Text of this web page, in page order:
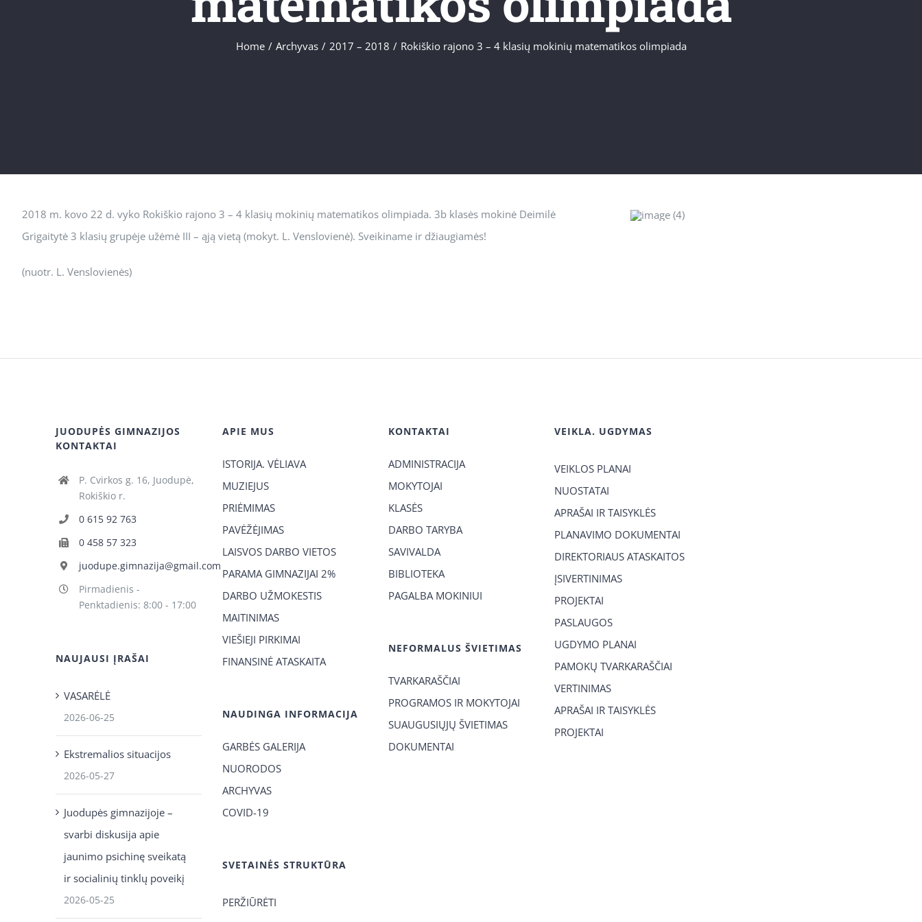
Home / Archyvas / 2017 – 2018 / Rokiškio rajono 3 – 4 klasių mokinių matematikos olimpiada
2018 m. kovo 22 d. vyko Rokiškio rajono 3 – 4 klasių mokinių matematikos olimpiada. 3b klasės mokinė Deimilė
Grigaitytė 3 klasių grupėje užėmė III – ąją vietą (mokyt. L. Venslovienė). Sveikiname ir džiaugiamės!
(nuotr. L. Venslovienės)
JUODUPĖS GIMNAZIJOS
KONTAKTAI
P. Cvirkos g. 16, Juodupė,
Rokiškio r.
0 615 92 763
0 458 57 323
juodupe.gimnazija@gmail.com
Pirmadienis -
Penktadienis: 8:00 - 17:00
NAUJAUSI ĮRAŠAI
VASARĖLĖ
2026-06-25
Ekstremalios situacijos
2026-05-27
Juodupės gimnazijoje –
svarbi diskusija apie
jaunimo psichinę sveikatą
ir socialinių tinklų poveikį
2026-05-25
APIE MUS
ISTORIJA. VĖLIAVA
MUZIEJUS
PRIĖMIMAS
PAVĖŽĖJIMAS
LAISVOS DARBO VIETOS
PARAMA GIMNAZIJAI 2%
DARBO UŽMOKESTIS
MAITINIMAS
VIEŠIEJI PIRKIMAI
FINANSINĖ ATASKAITA
NAUDINGA INFORMACIJA
GARBĖS GALERIJA
NUORODOS
ARCHYVAS
COVID-19
SVETAINĖS STRUKTŪRA
PERŽIŪRĖTI
KONTAKTAI
ADMINISTRACIJA
MOKYTOJAI
KLASĖS
DARBO TARYBA
SAVIVALDA
BIBLIOTEKA
PAGALBA MOKINIUI
NEFORMALUS ŠVIETIMAS
TVARKARAŠČIAI
PROGRAMOS IR MOKYTOJAI
SUAUGUSIŲJŲ ŠVIETIMAS
DOKUMENTAI
VEIKLA. UGDYMAS
VEIKLOS PLANAI
NUOSTATAI
APRAŠAI IR TAISYKLĖS
PLANAVIMO DOKUMENTAI
DIREKTORIAUS ATASKAITOS
ĮSIVERTINIMAS
PROJEKTAI
PASLAUGOS
UGDYMO PLANAI
PAMOKŲ TVARKARAŠČIAI
VERTINIMAS
APRAŠAI IR TAISYKLĖS
PROJEKTAI